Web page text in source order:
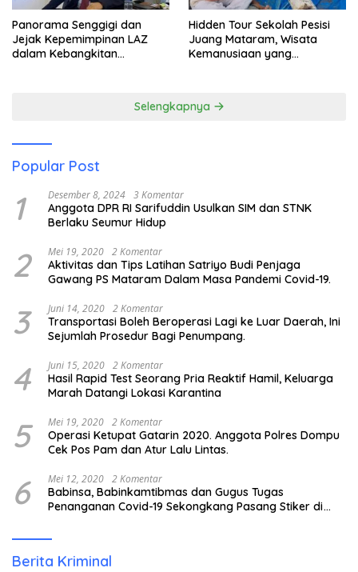
Panorama Senggigi dan
Jejak Kepemimpinan LAZ
dalam Kebangkitan
Hidden Tour Sekolah Pesisi
Juang Mataram, Wisata
Kemanusiaan yang
Selengkapnya
Popular Post
1 Desember 8, 2024 3 Komentar
Anggota DPR RI Sarifuddin Usulkan SIM dan STNK
Berlaku Seumur Hidup
2 Mei 19, 2020 2 Komentar
Aktivitas dan Tips Latihan Satriyo Budi Penjaga
Gawang PS Mataram Dalam Masa Pandemi Covid-19.
3 Juni 14, 2020 2 Komentar
Transportasi Boleh Beroperasi Lagi ke Luar Daerah, Ini
Sejumlah Prosedur Bagi Penumpang.
4 Juni 15, 2020 2 Komentar
Hasil Rapid Test Seorang Pria Reaktif Hamil, Keluarga
Marah Datangi Lokasi Karantina
5 Mei 19, 2020 2 Komentar
Operasi Ketupat Gatarin 2020. Anggota Polres Dompu
Cek Pos Pam dan Atur Lalu Lintas.
6 Mei 12, 2020 2 Komentar
Babinsa, Babinkamtibmas dan Gugus Tugas
Penanganan Covid-19 Sekongkang Pasang Stiker di
Berita Kriminal